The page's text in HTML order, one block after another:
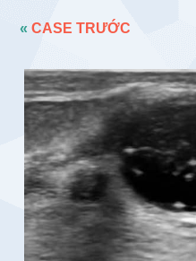
«CASE TRƯỚC